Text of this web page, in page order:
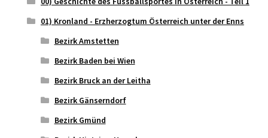
01) Kronland - Erzherzogtum Österreich unter der Enns
Bezirk Amstetten
Bezirk Baden bei Wien
Bezirk Bruck an der Leitha
Bezirk Gänserndorf
Bezirk Gmünd